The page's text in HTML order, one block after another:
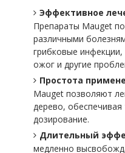
Эффективное
Препараты Mauget
различными
грибковые
ожог и другие
Простота
Mauget позволяют
дерево,
дозирование.
Длительный
медленно